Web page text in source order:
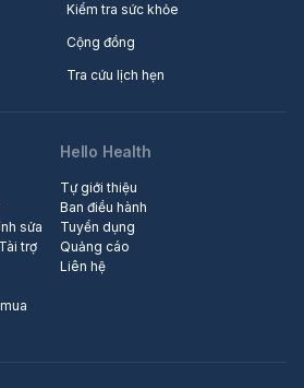
Kiểm tra sức khỏe
Cộng đồng
Tra cứu lịch hẹn
sửa
trợ
Hello Health
Tự giới thiệu
Ban điều hành
Tuyển dụng
Quảng cáo
Liên hệ